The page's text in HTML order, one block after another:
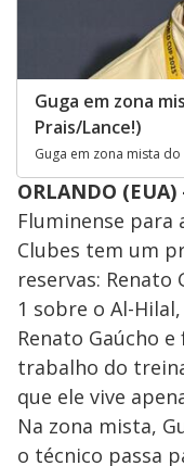
Guga em zona
Prais/Lance!)
Guga em zona mista do
ORLANDO (EUA)
Fluminense para
Clubes tem um
reservas: Renato
1 sobre o Al-
Renato Gaúcho
trabalho do
que ele vive
Na zona mista,
o técnico passa